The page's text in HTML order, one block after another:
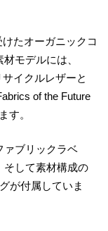
たオーガニックコ
モデルには、
イクルレザーと
of the Future
す。
ァブリックラベ
そして素材構成の
が付属していま